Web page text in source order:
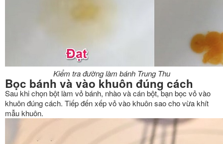
Kiểm tra đường làm bánh Trung Thu
Bọc bánh và vào khuôn đúng cách
Sau khi chọn bột làm vỏ bánh, nhào và cán bột, bạn bọc vỏ vào
khuôn đúng cách. Tiếp đến xếp vỏ vào khuôn sao cho vừa khít
mẫu khuôn.